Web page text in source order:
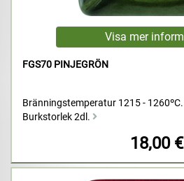
FGS70 PINJEGRÖN
Bränningstemperatur 1215 - 1260ºC.
Burkstorlek 2dl.
18,00 €